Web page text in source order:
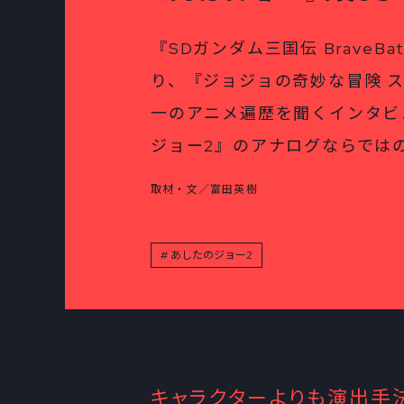
『SDガンダム三国伝
り、『ジョジョの奇妙な冒険
一のアニメ遍歴を聞くインタ
ジョー2』のアナログならでは
取材・文／富田英樹
あしたのジョー2
キャラクターよりも演出